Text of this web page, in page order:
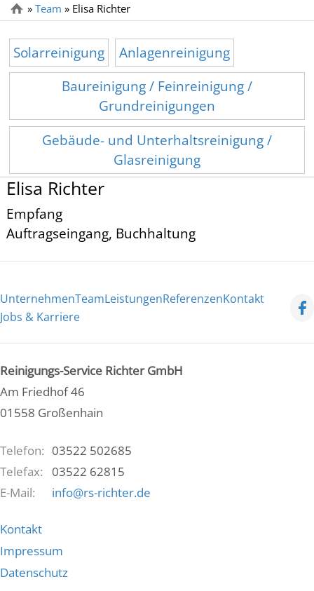
» Team » Elisa Richter
Solarreinigung
Anlagenreinigung
Baureinigung / Feinreinigung /
Grundreinigungen
Gebäude- und Unterhaltsreinigung /
Glasreinigung
Elisa Richter
Empfang
Auftragseingang, Buchhaltung
UnternehmenTeamLeistungenReferenzenKontakt
Jobs & Karriere
Reinigungs-Service Richter GmbH
Am Friedhof 46
01558 Großenhain
Telefon: 03522 502685
Telefax:
03522 62815
E-Mail:
info@rs-richter.de
Kontakt
Impressum
Datenschutz